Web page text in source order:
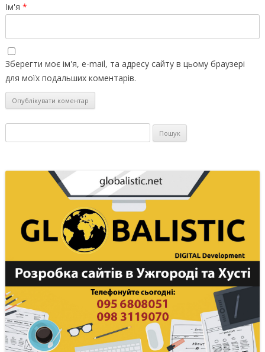
Ім'я *
Зберегти моє ім'я, e-mail, та адресу сайту в цьому браузері
для моїх подальших коментарів.